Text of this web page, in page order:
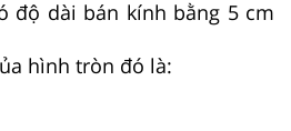
độ dài bán kính bằng 5 cm
hình tròn đó là: